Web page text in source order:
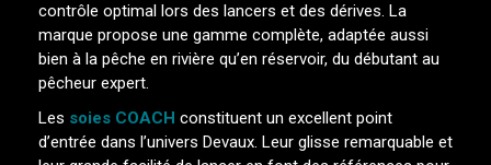
contrôle optimal lors des lancers et des dérives. La
marque propose une gamme complète, adaptée aussi
bien à la pêche en rivière qu’en réservoir, du débutant au
pêcheur expert.
Les soies COACH constituent un excellent point
d’entrée dans l’univers Devaux. Leur glisse remarquable et